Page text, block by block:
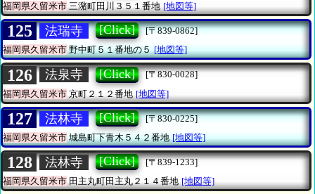
福岡県久留米市三潴町田川３５１番地 [地図等]
125 法瑞寺 [Click]
[〒839-0862]
福岡県久留米市野中町５１番地の５ [地図等]
126 法泉寺 [Click]
[〒830-0028]
福岡県久留米市 京町２１２番地 [地図等]
127 法林寺 [Click]
[〒830-0225]
福岡県久留米市城島町下青木５４２番地 [地図等]
128 法林寺 [Click]
[〒839-1233]
福岡県久留米市田主丸町田主丸２１４番地 [地図等]